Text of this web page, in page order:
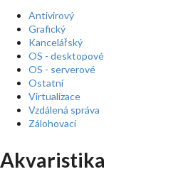
Antivirový
Grafický
Kancelářský
OS - desktopové
OS - serverové
Ostatní
Virtualizace
Vzdálená správa
Zálohovací
Akvaristika